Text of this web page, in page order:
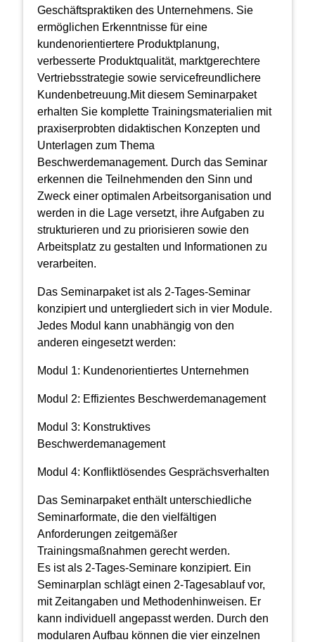
Geschäftspraktiken des Unternehmens. Sie
ermöglichen Erkenntnisse für eine
kundenorientiertere Produktplanung,
verbesserte Produktqualität, marktgerechtere
Vertriebsstrategie sowie servicefreundlichere
Kundenbetreuung.Mit diesem Seminarpaket
erhalten Sie komplette Trainingsmaterialien mit
praxiserprobten didaktischen Konzepten und
Unterlagen zum Thema
Beschwerdemanagement. Durch das Seminar
erkennen die Teilnehmenden den Sinn und
Zweck einer optimalen Arbeitsorganisation und
werden in die Lage versetzt, ihre Aufgaben zu
strukturieren und zu priorisieren sowie den
Arbeitsplatz zu gestalten und Informationen zu
verarbeiten.
Das Seminarpaket ist als 2-Tages-Seminar
konzipiert und untergliedert sich in vier Module.
Jedes Modul kann unabhängig von den
anderen eingesetzt werden:
Modul 1: Kundenorientiertes Unternehmen
Modul 2: Effizientes Beschwerdemanagement
Modul 3: Konstruktives
Beschwerdemanagement
Modul 4: Konfliktlösendes Gesprächsverhalten
Das Seminarpaket enthält unterschiedliche
Seminarformate, die den vielfältigen
Anforderungen zeitgemäßer
Trainingsmaßnahmen gerecht werden.
Es ist als 2-Tages-Seminare konzipiert. Ein
Seminarplan schlägt einen 2-Tagesablauf vor,
mit Zeitangaben und Methodenhinweisen. Er
kann individuell angepasst werden. Durch den
modularen Aufbau können die vier einzelnen